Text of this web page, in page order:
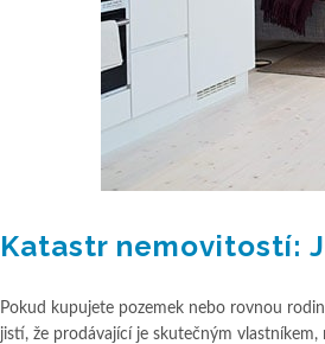
Katastr nemovitostí:
Pokud kupujete pozemek nebo rovnou
jistí, že prodávající je skutečným